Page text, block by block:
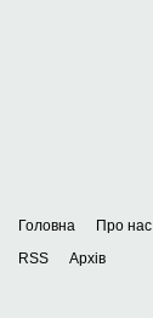
Головна Про нас
RSS
Архів